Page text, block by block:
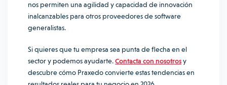
nos permiten una agilidad y capacidad de innovación
inalcanzables para otros proveedores de software
generalistas.
Si quieres que tu empresa sea punta de flecha en el
sector y podemos ayudarte.Contacta con nosotrosy
descubre cómo Praxedo convierte estas tendencias en